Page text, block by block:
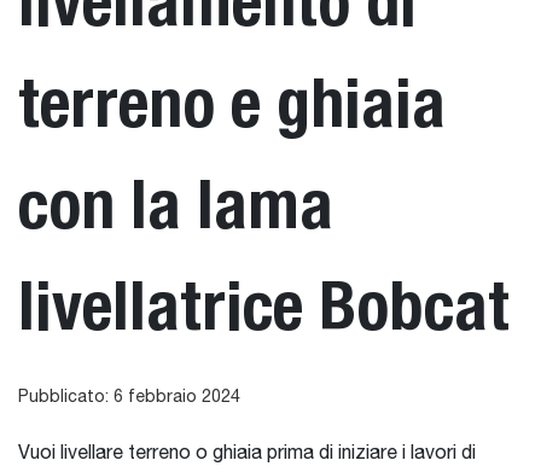
terreno e ghiaia
con la lama
livellatrice Bobcat
Pubblicato: 6 febbraio 2024
Vuoi livellare terreno o ghiaia prima di iniziare i lavori di